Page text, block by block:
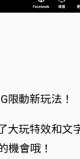
限動新玩法！
大玩特效和文
機會哦！